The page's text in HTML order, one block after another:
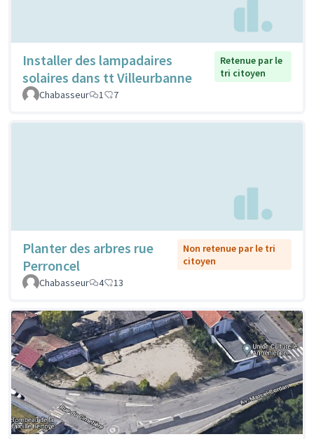
Installer des lampadaires
solaires dans tt Villeurbanne
Retenue par le
tri citoyen
Chabasseur
1 7
Planter des arbres rue
Perroncel
Non retenue par le tri
citoyen
Chabasseur
4 13